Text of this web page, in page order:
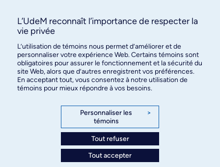
À propos / Nous joindre
des relations publiques
3744, rue Jean-Brillant, bureau 490
Montréal (Québec) H3T 1P1
L’UdeM reconnaît l’importance de respecter la
vie privée
L’utilisation de témoins nous permet d’améliorer et de
personnaliser votre expérience Web. Certains témoins sont
obligatoires pour assurer le fonctionnement et la sécurité du
site Web, alors que d’autres enregistrent vos préférences.
En acceptant tout, vous consentez à notre utilisation de
témoins pour mieux répondre à vos besoins.
Personnaliser les
témoins
>
Tout refuser
Tout accepter